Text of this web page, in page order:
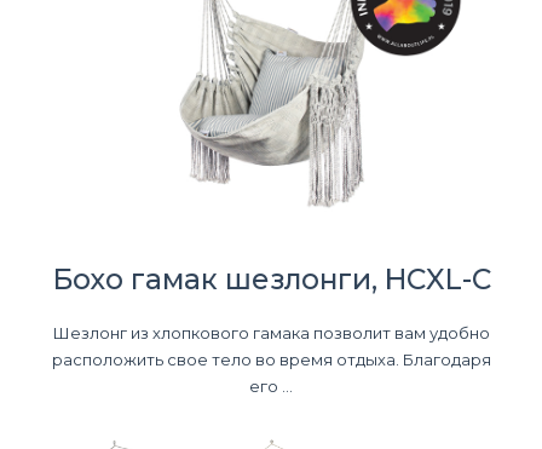
Бохо гамак шезлонги, HCXL-C
Шезлонг из хлопкового гамака позволит вам удобно
расположить свое тело во время отдыха. Благодаря
его ...